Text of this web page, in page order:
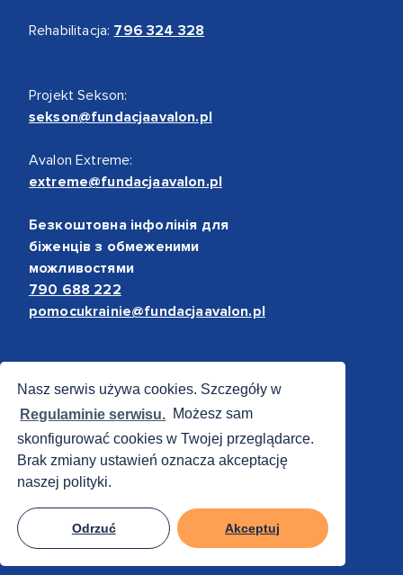
Nasz serwis używa cookies. Szczegóły w
Regulaminie serwisu. Możesz sam
skonfigurować cookies w Twojej przeglądarce.
Brak zmiany ustawień oznacza akceptację
naszej polityki.
Odrzuć Akceptuj
Rehabilitacja: 796 324 328
Projekt Sekson:
sekson@fundacjaavalon.pl
Avalon Extreme:
extreme@fundacjaavalon.pl
Безкоштовна інфолінія для
біженців з обмеженими
можливостями
790 688 222
pomocukrainie@fundacjaavalon.pl
Bezpieczne płatności
© 2012 - 2026 Fundacja Avalon